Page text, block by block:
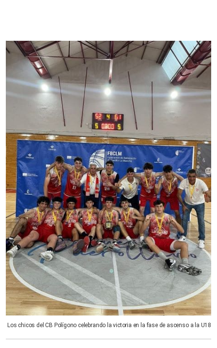
Los chicos del CB Polígono celebrando la victoria en la fase de ascenso a la U18